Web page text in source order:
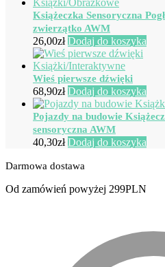
Książeczka Sensoryczna
zwierzątko AWM
26,00zł Dodaj do koszyka
Wieś pierwsze dźwięki
68,90zł Dodaj do koszyka
Pojazdy na budowie
sensoryczna AWM
40,30zł Dodaj do koszyka
Darmowa dostawa
Od zamówień powyżej 299PLN